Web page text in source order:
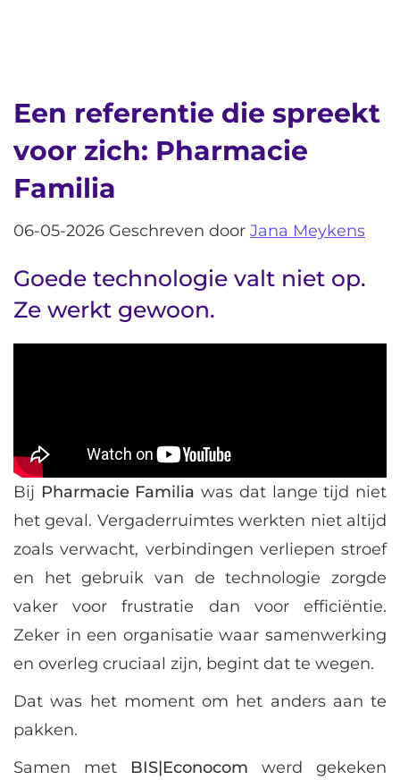
Een referentie die spreekt
voor zich: Pharmacie
Familia
06-05-2026 Geschreven door Jana Meykens
Goede technologie valt niet op.
Ze werkt gewoon.
Bij Pharmacie Familia was dat lange tijd niet
het geval. Vergaderruimtes werkten niet altijd
zoals verwacht, verbindingen verliepen stroef
en het gebruik van de technologie zorgde
vaker voor frustratie dan voor efficiëntie.
Zeker in een organisatie waar samenwerking
en overleg cruciaal zijn, begint dat te wegen.
Dat was het moment om het anders aan te
pakken.
Samen met BIS|Econocom werd gekeken